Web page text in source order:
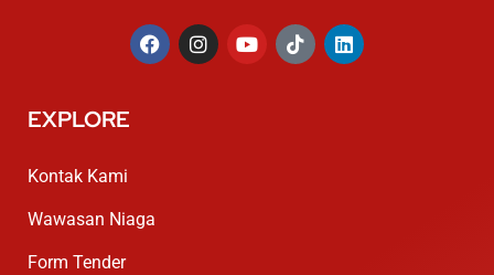
EXPLORE
Kontak Kami
Wawasan Niaga
Form Tender